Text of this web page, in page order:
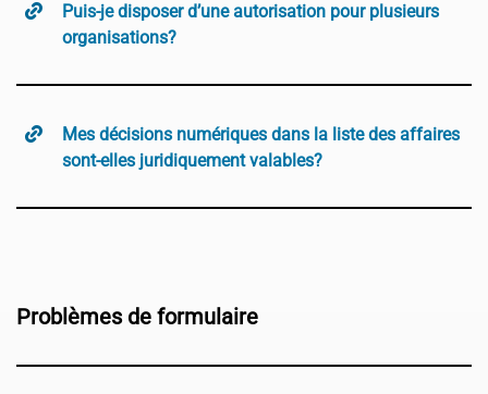
Puis-je disposer d’une autorisation pour plusieurs
organisations?
Mes décisions numériques dans la liste des affaires
sont-elles juridiquement valables?
Problèmes de formulaire